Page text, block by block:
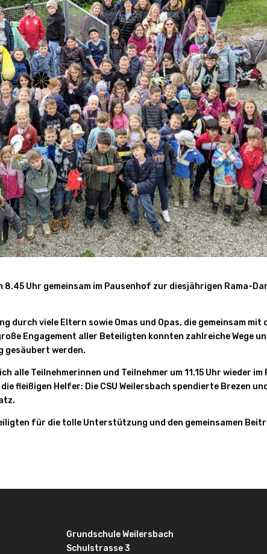
Uhr gemeinsam im Pausenhof zur diesjährigen Rama-
durch viele Eltern sowie Omas und Opas, die gemeinsam mit
Engagement aller Beteiligten konnten zahlreiche Wege
gesäubert werden.
alle Teilnehmerinnen und Teilnehmer um 11.15 Uhr wieder im
fleißigen Helfer: Die CSU Weilersbach spendierte Brezen
für die tolle Unterstützung und den gemeinsamen
Grundschule Weilersbach
Schulstrasse 3